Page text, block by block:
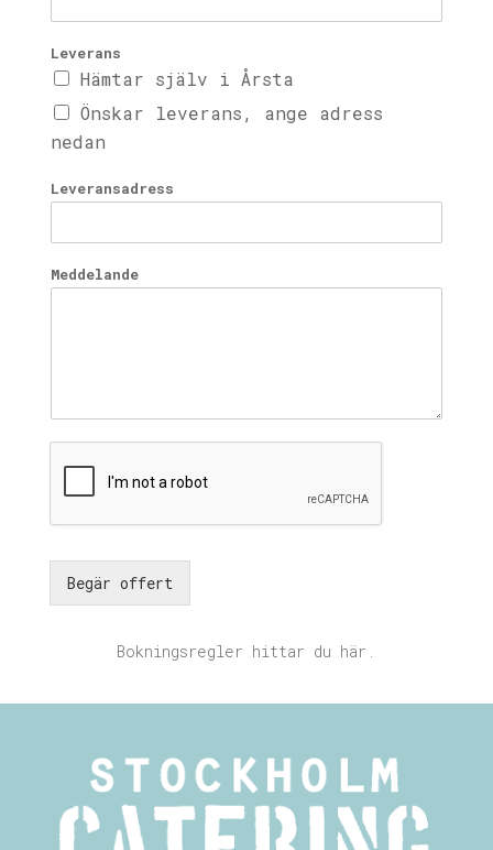
Leverans
Hämtar själv i Årsta
Önskar leverans, ange adress
nedan
Leveransadress
Meddelande
Begär offert
Bokningsregler hittar du här .